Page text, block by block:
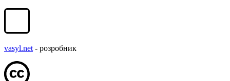
vasyl.net - розробник